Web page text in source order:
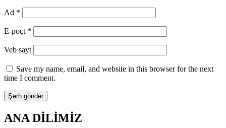
Ad *
E-poçt *
Veb sayt
Save my name, email, and website in this browser for the next
time I comment.
ANA DİLİMİZ